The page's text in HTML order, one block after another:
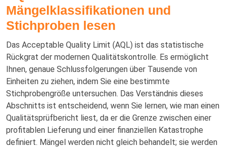
Mängelklassifikationen und
Stichproben lesen
Das Acceptable Quality Limit (AQL) ist das statistische
Rückgrat der modernen Qualitätskontrolle. Es ermöglicht
Ihnen, genaue Schlussfolgerungen über Tausende von
Einheiten zu ziehen, indem Sie eine bestimmte
Stichprobengröße untersuchen. Das Verständnis dieses
Abschnitts ist entscheidend, wenn Sie lernen, wie man einen
Qualitätsprüfbericht liest, da er die Grenze zwischen einer
profitablen Lieferung und einer finanziellen Katastrophe
definiert. Mängel werden nicht gleich behandelt; sie werden